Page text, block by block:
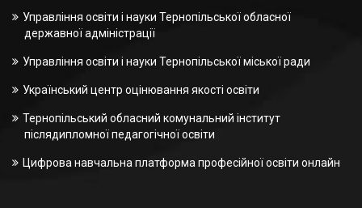
Управління освіти і науки Тернопільської обласної
державної адміністрації
Управління освіти і науки Тернопільської міської ради
Український центр оцінювання якості освіти
Тернопільський обласний комунальний інститут
післядипломної педагогічної освіти
Цифрова навчальна платформа професійної освіти онлайн